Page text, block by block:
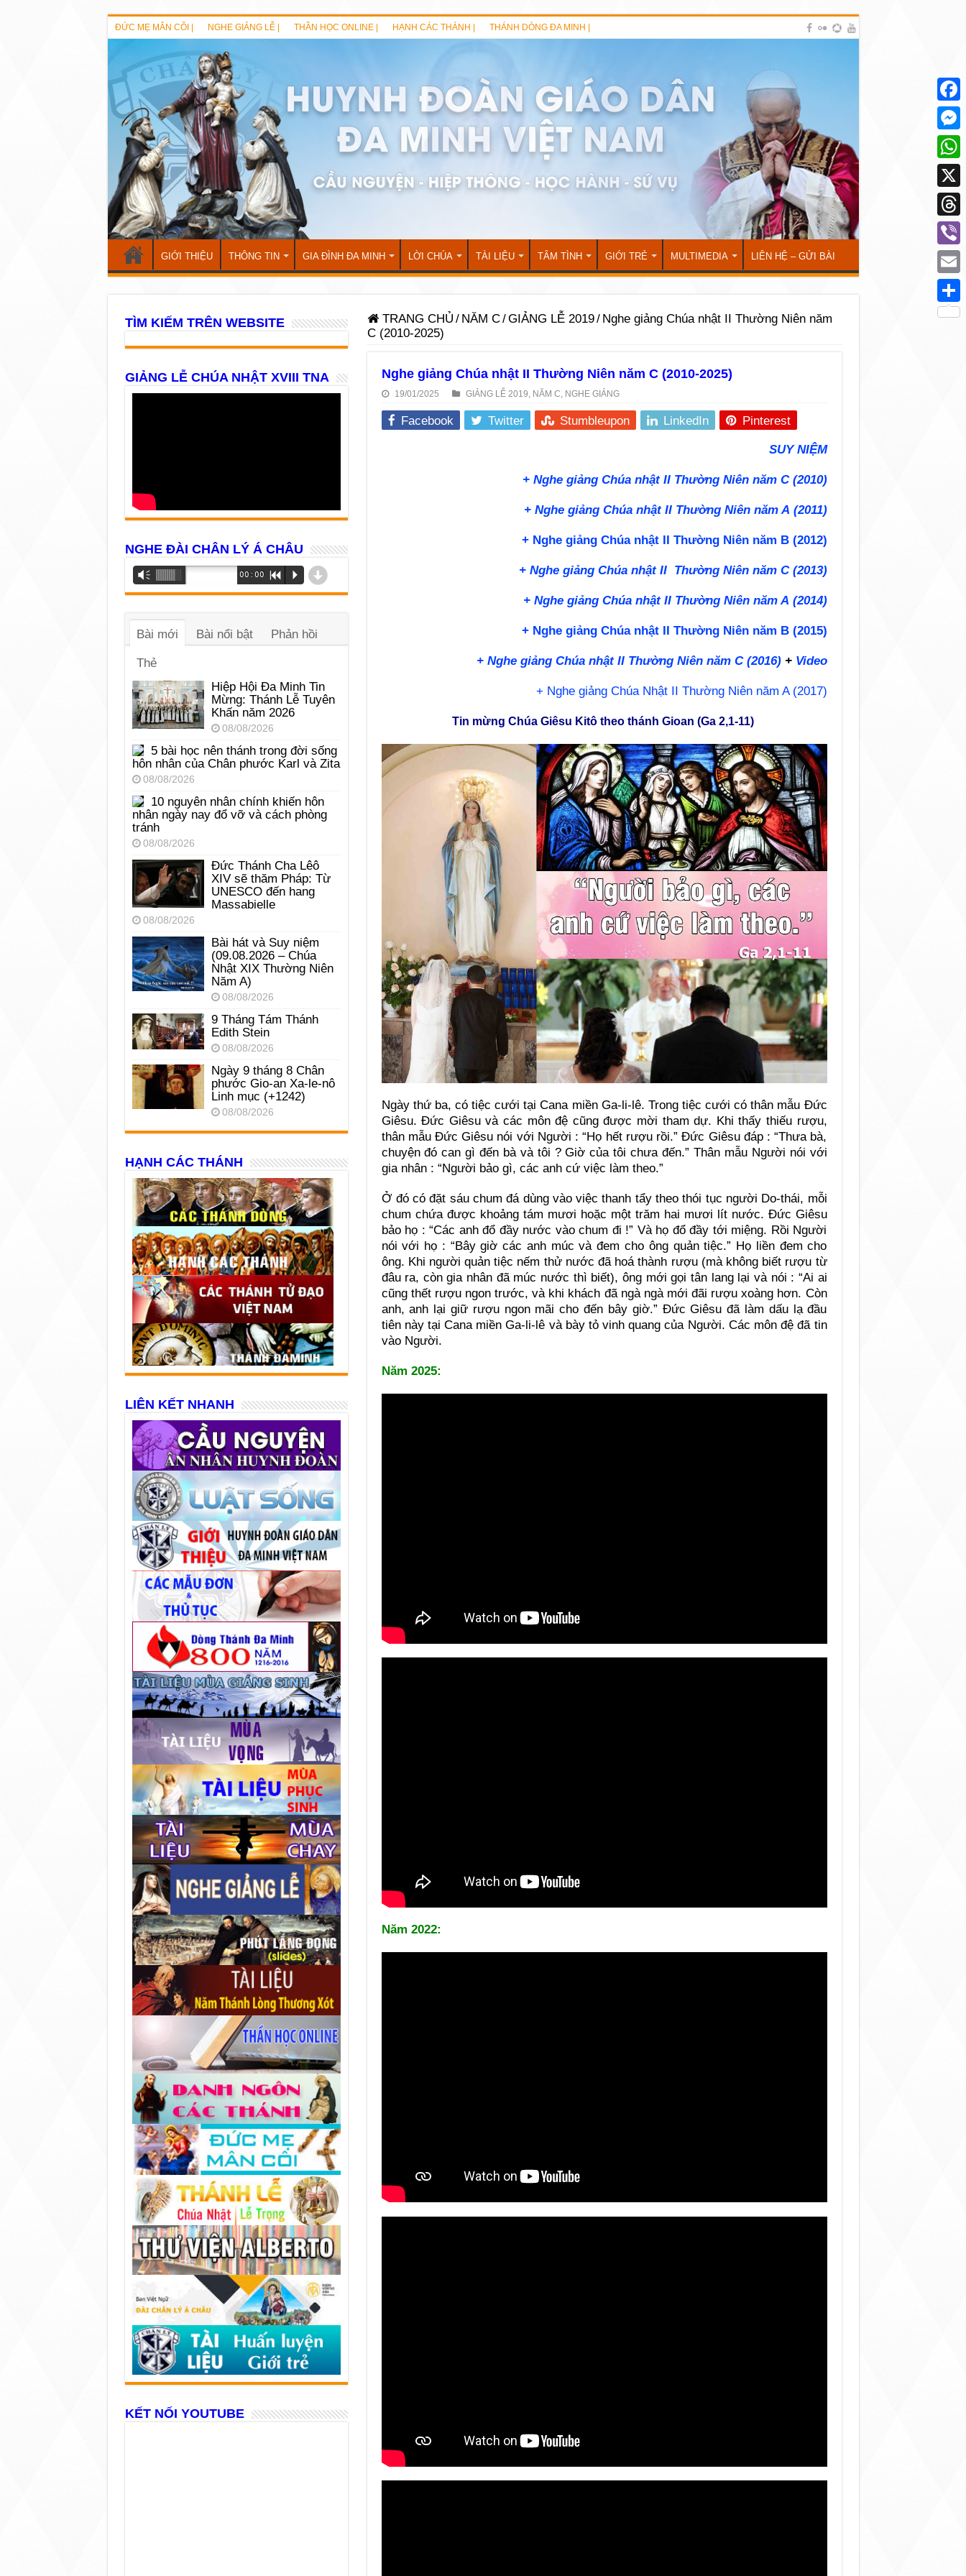
ĐỨC MẸ MÂN CÔI | NGHE GIẢNG LỄ | THẦN HỌC ONLINE | HẠNH CÁC THÁNH | THÁNH DÒNG ĐA MINH |
GIỚI THIỆU THÔNG TIN GIA ĐÌNH ĐA MINH LỜI CHÚA TÀI LIỆU TÂM TÌNH GIỚI TRẺ MULTIMEDIA LIÊN HỆ – GỬI BÀI
TRANG CHỦ / NĂM C/GIẢNG LỄ 2019/ Nghe giảng Chúa nhật II Thường Niên năm
C (2010-2025)
Nghe giảng Chúa nhật II Thường Niên năm C (2010-2025)
19/01/2025 GIẢNG LỄ 2019, NĂM C, NGHE GIẢNG
Facebook Twitter Stumbleupon LinkedIn Pinterest
SUY NIỆM
+ Nghe giảng Chúa nhật II Thường Niên năm C (2010)
+ Nghe giảng Chúa nhật II Thường Niên năm A (2011)
+ Nghe giảng Chúa nhật II Thường Niên năm B (2012)
+ Nghe giảng Chúa nhật II Thường Niên năm C (2013)
+ Nghe giảng Chúa nhật II Thường Niên năm A (2014)
+ Nghe giảng Chúa nhật II Thường Niên năm B (2015)
+ Nghe giảng Chúa nhật II Thường Niên năm C (2016)+ Video
+ Nghe giảng Chúa Nhật II Thường Niên năm A (2017)
Tin mừng Chúa Giêsu Kitô theo thánh Gioan (Ga 2,1-11)
Ngày thứ ba, có tiệc cưới tại Cana miền Ga-li-lê. Trong tiệc cưới có thân mẫu Đức
Giêsu. Đức Giêsu và các môn đệ cũng được mời tham dự. Khi thấy thiếu rượu,
thân mẫu Đức Giêsu nói với Người : “Họ hết rượu rồi.” Đức Giêsu đáp : “Thưa bà,
chuyện đó can gì đến bà và tôi ? Giờ của tôi chưa đến.” Thân mẫu Người nói với
gia nhân : “Người bảo gì, các anh cứ việc làm theo.”
Ở đó có đặt sáu chum đá dùng vào việc thanh tẩy theo thói tục người Do-thái, mỗi
chum chứa được khoảng tám mươi hoặc một trăm hai mươi lít nước. Đức Giêsu
bảo họ : “Các anh đổ đầy nước vào chum đi !” Và họ đổ đầy tới miệng. Rồi Người
nói với họ : “Bây giờ các anh múc và đem cho ông quản tiệc.” Họ liền đem cho
ông. Khi người quản tiệc nếm thử nước đã hoá thành rượu (mà không biết rượu từ
đâu ra, còn gia nhân đã múc nước thì biết), ông mới gọi tân lang lại và nói : “Ai ai
cũng thết rượu ngon trước, và khi khách đã ngà ngà mới đãi rượu xoàng hơn. Còn
anh, anh lại giữ rượu ngon mãi cho đến bây giờ.” Đức Giêsu đã làm dấu lạ đầu
tiên này tại Cana miền Ga-li-lê và bày tỏ vinh quang của Người. Các môn đệ đã tin
vào Người.
Năm 2025:
Năm 2022:
TÌM KIẾM TRÊN WEBSITE
GIẢNG LỄ CHÚA NHẬT XVIII TNA
NGHE ĐÀI CHÂN LÝ Á CHÂU
Trình
phát
âm
Vm 00:00 R P d
Bài mới Bài nổi bật Phản hồi
Thẻ
Hiệp Hội Đa Minh Tin
Mừng: Thánh Lễ Tuyên
Khấn năm 2026
08/08/2026
5 bài học nên thánh trong đời sống
hôn nhân của Chân phước Karl và Zita
08/08/2026
10 nguyên nhân chính khiến hôn
nhân ngày nay đổ vỡ và cách phòng
tránh
08/08/2026
Đức Thánh Cha Lêô
XIV sẽ thăm Pháp: Từ
UNESCO đến hang
Massabielle
08/08/2026
Bài hát và Suy niệm
(09.08.2026 – Chúa
Nhật XIX Thường Niên
Năm A)
08/08/2026
9 Tháng Tám Thánh
Edith Stein
08/08/2026
Ngày 9 tháng 8 Chân
phước Gio-an Xa-le-nô
Linh mục (+1242)
08/08/2026
HẠNH CÁC THÁNH
LIÊN KẾT NHANH
KẾT NỐI YOUTUBE
X
Viber